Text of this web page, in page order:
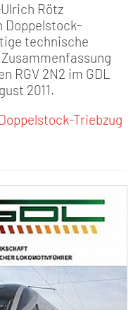
Rötz
Doppelstock-
technische
RGV 2N2 im GDL
2011.
Triebzug